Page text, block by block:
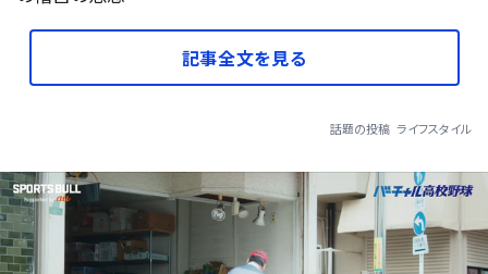
記事全文を見る
話題の投稿 ライフスタイル